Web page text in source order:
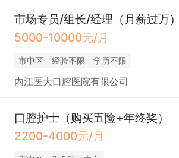
市场专员/组长/经理（月薪过万
5000-10000元/月
市中区 经验不限 学历不限
内江医大口腔医院有限公司
口腔护士（购买五险+年终奖）
2200-4000元/月